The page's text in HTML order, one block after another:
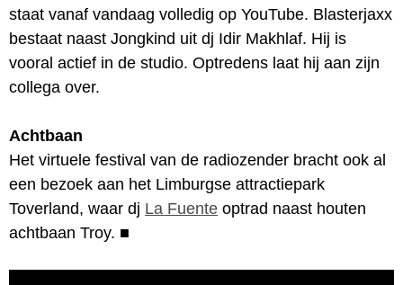
staat vanaf vandaag volledig op YouTube. Blasterjaxx
bestaat naast Jongkind uit dj Idir Makhlaf. Hij is
vooral actief in de studio. Optredens laat hij aan zijn
collega over.
Achtbaan
Het virtuele festival van de radiozender bracht ook al
een bezoek aan het Limburgse attractiepark
Toverland, waar dj La Fuente optrad naast houten
achtbaan Troy. ■